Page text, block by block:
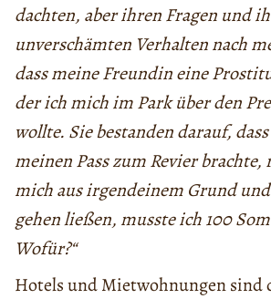
dachten, aber ihren Fragen und
unverschämten Verhalten nach
dass meine Freundin eine
der ich mich im Park über den
wollte. Sie bestanden darauf,
meinen Pass zum Revier
mich aus irgendeinem Grund
gehen ließen, musste ich 100
Wofür?“
Hotels und Mietwohnungen sind